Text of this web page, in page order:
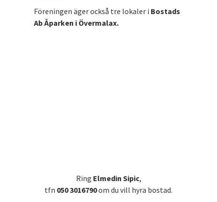
Föreningen äger också tre lokaler i Bostads
Ab Åparken i Övermalax.
Ring Elmedin Sipic,
tfn 050 3016790om du vill hyra bostad.